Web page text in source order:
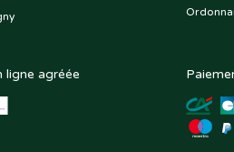
ligne agréée